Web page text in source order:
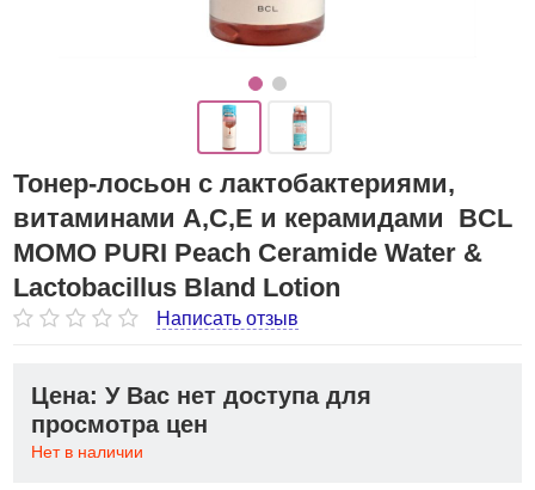
Тонер-лосьон с лактобактериями,
витаминами А,C,E и керамидами BCL
MOMO PURI Peach Ceramide Water &
Lactobacillus Bland Lotion
Написать отзыв
Цена: У Вас нет доступа для
просмотра цен
Нет в наличии